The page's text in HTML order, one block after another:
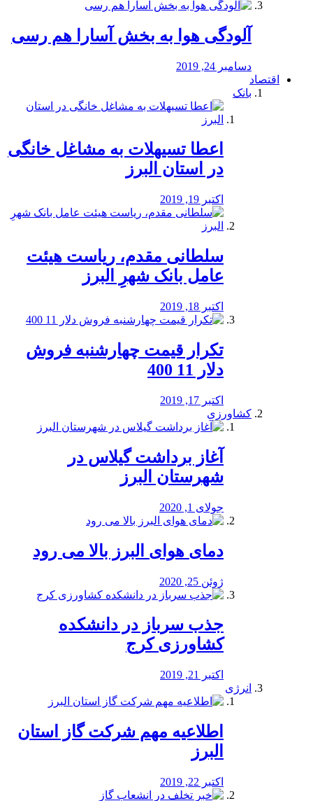
آلودگی هوا به بخش آسارا هم رسی
دسامبر 24, 2019
اقتصاد
بانک
️اعطا تسیهلات به مشاغل خانگی
در استان البرز
اکتبر 19, 2019
سلطانی مقدم، ریاست هیئت
عامل بانک شهرِ البرز
اکتبر 18, 2019
تکرار قیمت چهارشنبه فروش
دلار 11 400
اکتبر 17, 2019
کشاورزی
آغاز برداشت گیلاس در
شهرستان البرز
جولای 1, 2020
دمای هوای البرز بالا می رود
ژوئن 25, 2020
جذب سرباز در دانشکده
کشاورزی کرج
اکتبر 21, 2019
انرژی
️اطلاعیه مهم شرکت گاز استان
البرز
اکتبر 22, 2019